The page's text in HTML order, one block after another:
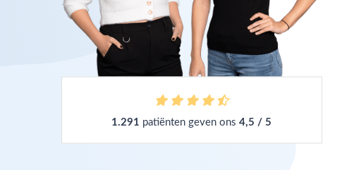
1.291 patiënten geven ons4,5 / 5